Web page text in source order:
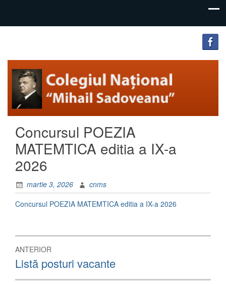
Colegiul
Național
„Mihail
Sadoveanu”
Pașcani
"Inima
educației
este
educația
inimii!"
Concursul POEZIA
MATEMTICA editia a IX-a
2026
martie 3, 2026
cnms
Concursul POEZIA MATEMTICA editia a IX-a 2026
Navigare
în
articole
ANTERIOR
Articolul
anterior:
Listă posturi vacante